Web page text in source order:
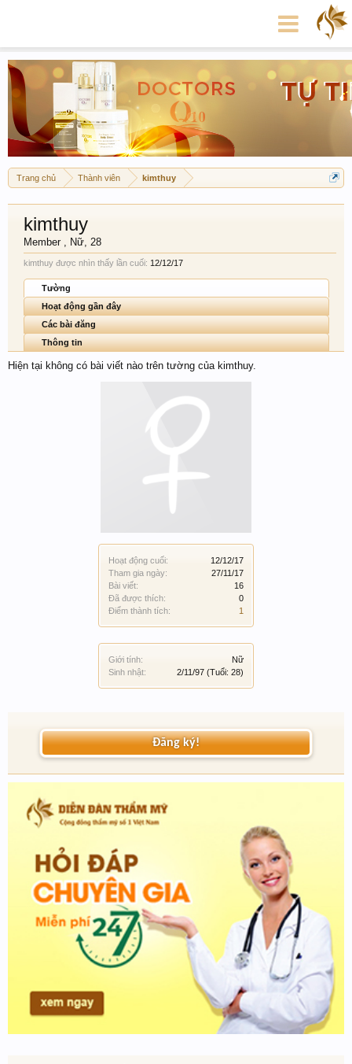
Trang chủ Thành viên kimthuy
Hoạt động cuối:
12/12/17
Tham gia ngày:
27/11/17
Bài viết:
16
Đã được thích:
0
Điểm thành tích:
1
Giới tính:
Nữ
Sinh nhật:
2/11/97 (Tuổi: 28)
kimthuy
Member , Nữ, 28
kimthuy được nhìn thấy lần cuối: 12/12/17
Tường
Hoạt động gần đây
Các bài đăng
Thông tin
Hiện tại không có bài viết nào trên tường của kimthuy.
Đăng ký!